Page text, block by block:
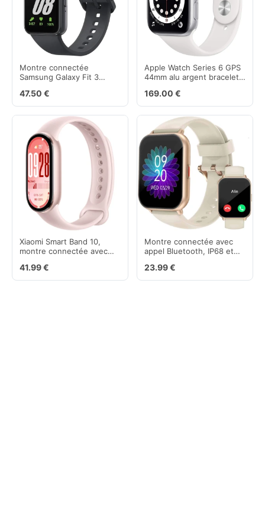
Montre connectée
Samsung Galaxy Fit 3
47.50 €
Apple Watch Series 6 GPS
44mm alu argent bracelet
169.00 €
Xiaomi Smart Band 10,
montre connectée avec
santé
41.99 €
Montre connectée avec
appel Bluetooth, IP68 et
23.99 €